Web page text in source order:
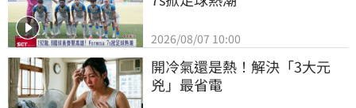
2026/08/07 10:00
開冷氣還是熱！解決「3大元
兇」最省電